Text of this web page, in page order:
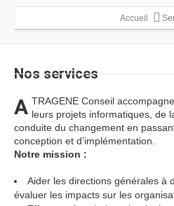
Accueil
Nos services
A TRAGENE Conseil
leurs projets informatiques, de
conduite du changement en
conception et d’implémentation.
Notre mission :
Aider les directions générales à
évaluer les impacts sur les